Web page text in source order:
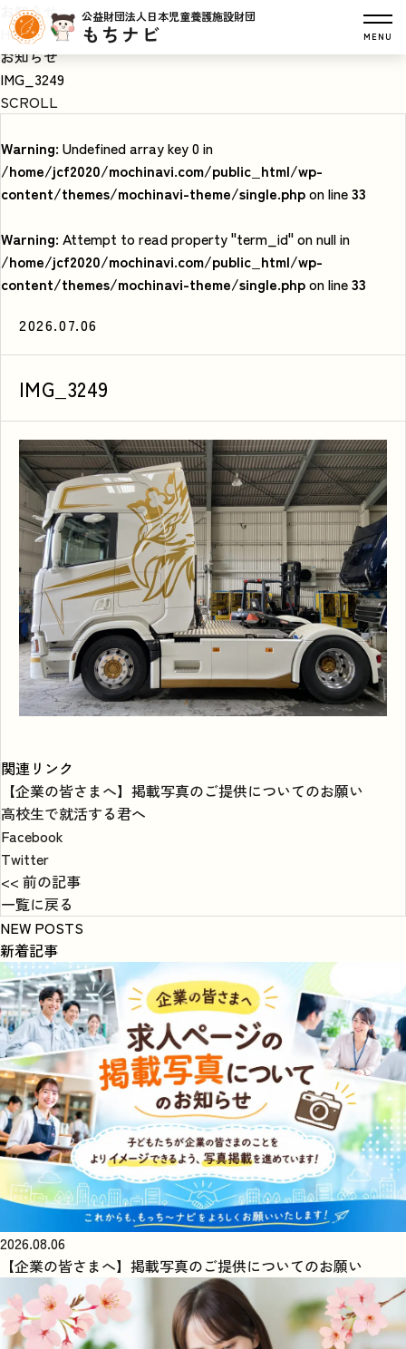
公益財団法人日本児童養護施設財団
もちナビ MENU
お知らせ
HOME
お知らせ
IMG_3249
SCROLL
Warning: Undefined array key 0 in
/home/jcf2020/mochinavi.com/public_html/wp-
content/themes/mochinavi-theme/single.phpon line33
Warning: Attempt to read property "term_id" on null in
/home/jcf2020/mochinavi.com/public_html/wp-
content/themes/mochinavi-theme/single.phpon line33
2026.07.06
IMG_3249
関連リンク
【企業の皆さまへ】掲載写真のご提供についてのお願い
高校生で就活する君へ
Facebook
Twitter
<< 前の記事
一覧に戻る
NEW POSTS
新着記事
2026.08.06
【企業の皆さまへ】掲載写真のご提供についてのお願い